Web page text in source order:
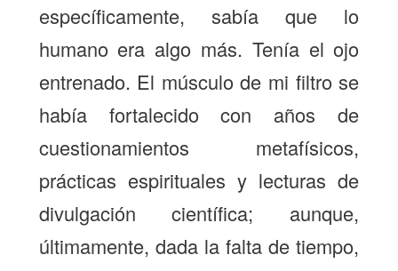
específicamente, sabía que lo
humano era algo más. Tenía el ojo
entrenado. El músculo de mi filtro se
había fortalecido con años de
cuestionamientos metafísicos,
prácticas espirituales y lecturas de
divulgación científica; aunque,
últimamente, dada la falta de tiempo,